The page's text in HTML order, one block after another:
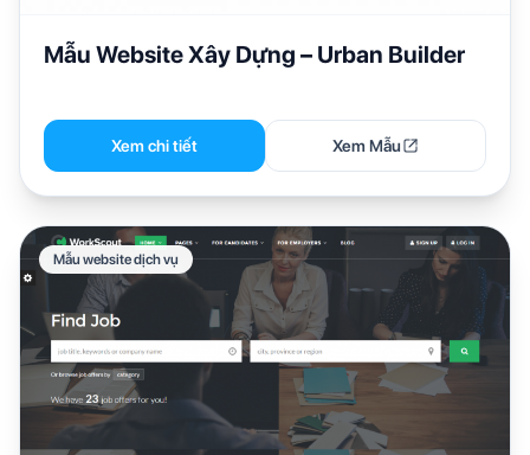
Mẫu Website Xây Dựng – Urban Builder
Xem chi tiết Xem Mẫu
Mẫu website dịch vụ